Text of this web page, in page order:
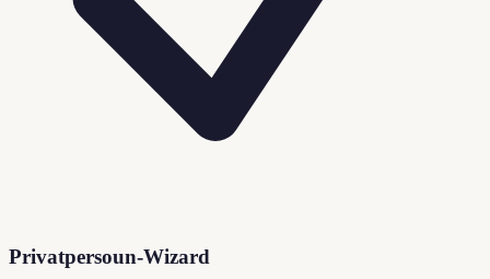
Privatpersoun-Wizard